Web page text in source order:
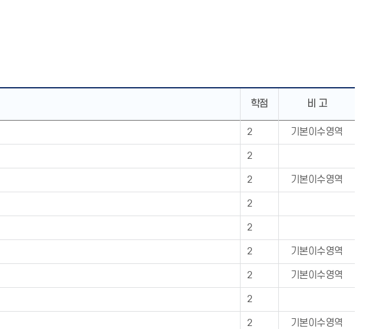
학점 비 고
2 기본이수영역
2
2 기본이수영역
2
2
2 기본이수영역
2 기본이수영역
2
2 기본이수영역